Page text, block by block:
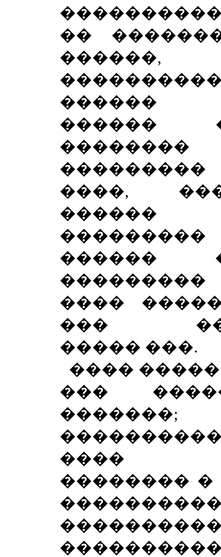
��
������,
������
������
����,
������
����
���
����� ���.
����
���
����
�������� �